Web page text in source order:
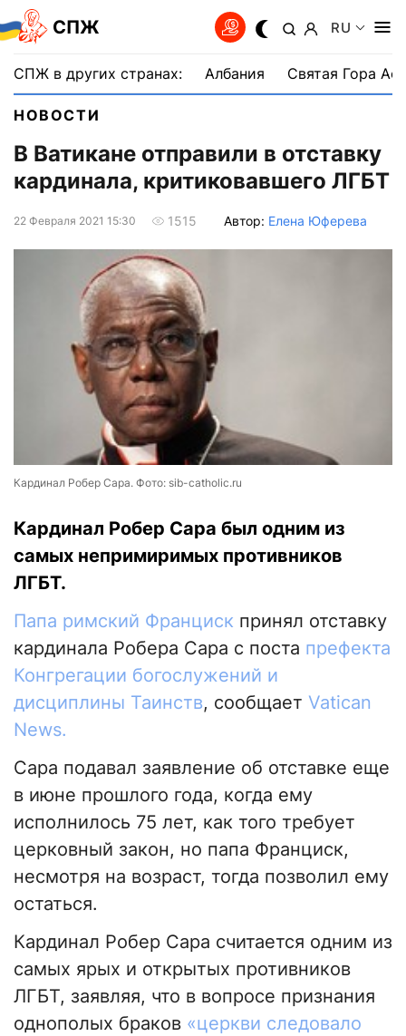
СПЖ RU
СПЖ в других странах: Албания Святая Гора
НОВОСТИ
В Ватикане отправили в отставку
кардинала, критиковавшего ЛГБТ
22 Февраля 2021 15:30 1515 Автор: Елена Юферева
Кардинал Робер Сара. Фото: sib-catholic.ru
Кардинал Робер Сара был одним из
самых непримиримых противников
ЛГБТ.
Папа римский Франциск принял отставку
кардинала Робера Сара с поста префекта
Конгрегации богослужений и
дисциплины Таинств, сообщает Vatican
News.
Сара подавал заявление об отставке еще
в июне прошлого года, когда ему
исполнилось 75 лет, как того требует
церковный закон, но папа Франциск,
несмотря на возраст, тогда позволил ему
остаться.
Кардинал Робер Сара считается одним из
самых ярых и открытых противников
ЛГБТ, заявляя, что в вопросе признания
однополых браков «церкви следовало